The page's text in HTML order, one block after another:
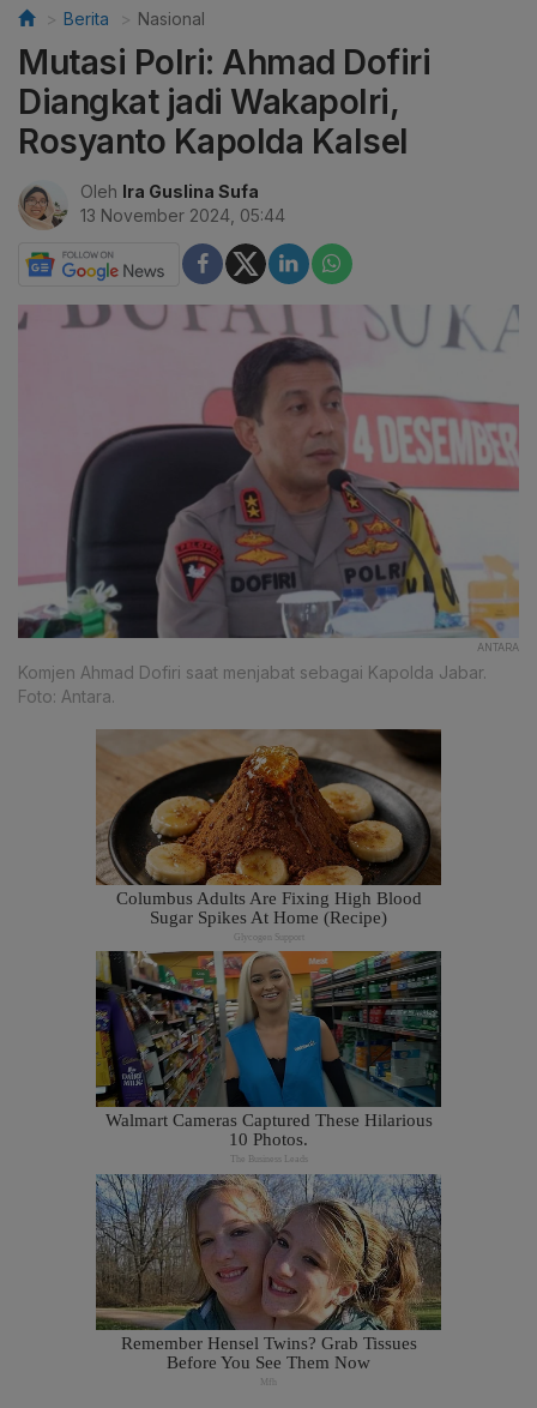
Berita Nasional
Mutasi Polri: Ahmad Dofiri
Diangkat jadi Wakapolri,
Rosyanto Kapolda Kalsel
Oleh Ira Guslina Sufa
13 November 2024, 05:44
ANTARA
Komjen Ahmad Dofiri saat menjabat sebagai Kapolda Jabar.
Foto: Antara.